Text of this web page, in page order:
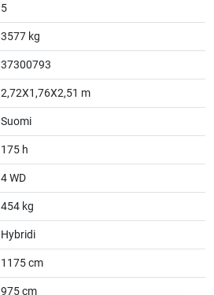
5
3577 kg
37300793
2,72X1,76X2,51 m
Suomi
175 h
4 WD
454 kg
Hybridi
1175 cm
975 cm